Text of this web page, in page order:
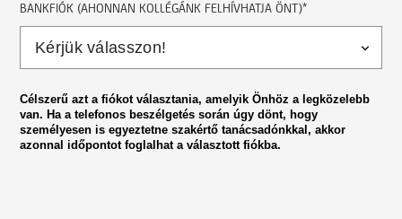
BANKFIÓK (AHONNAN KOLLÉGÁNK FELHÍVHATJA ÖNT)*
Célszerű azt a fiókot választania, amelyik Önhöz a legközelebb
van. Ha a telefonos beszélgetés során úgy dönt, hogy
személyesen is egyeztetne szakértő tanácsadónkkal, akkor
azonnal időpontot foglalhat a választott fiókba.